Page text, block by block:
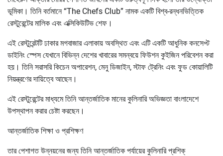
ভূমিকা। তিনি বর্তমানে “The Chefs Club” নামক একটি বিশ্ব-রন্ধনভিত্তিক
রেস্টুরেন্টের মালিক এবং এক্সিকিউটিভ শেফ।
এই রেস্টুরেন্টটি ঢাকার মগবাজার এলাকায় অবস্থিত এবং এটি একটি আধুনিক কনসেপ্ট
ডাইনিং স্পেস যেখানে বিভিন্ন দেশের খাবারের সমন্বয়ে ফিউশন কুইজিন পরিবেশন করা
হয়। তিনি সরাসরি কিচেন অপারেশন, মেনু ডিজাইন, স্টাফ ট্রেনিং এবং ফুড কোয়ালিটি
নিয়ন্ত্রণের দায়িত্বে আছেন।
এই রেস্টুরেন্টের মাধ্যমে তিনি আন্তর্জাতিক মানের কুলিনারি অভিজ্ঞতা বাংলাদেশে
উপস্থাপন করার চেষ্টা করছেন।
আন্তর্জাতিক শিক্ষা ও প্রশিক্ষণ
তার পেশাগত উন্নয়নের জন্য তিনি আন্তর্জাতিক পর্যায়ের কুলিনারি প্রশিক্